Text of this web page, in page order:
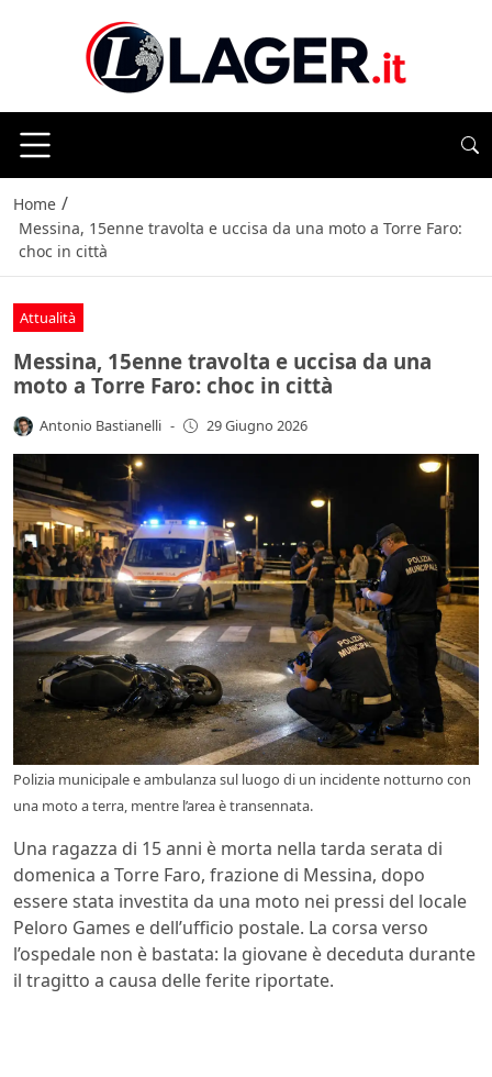
Home /
Messina, 15enne travolta e uccisa da una moto a Torre Faro:
choc in città
Attualità
Messina, 15enne travolta e uccisa da una
moto a Torre Faro: choc in città
Antonio Bastianelli - 29 Giugno 2026
Polizia municipale e ambulanza sul luogo di un incidente notturno con
una moto a terra, mentre l’area è transennata.
Una ragazza di 15 anni è morta nella tarda serata di
domenica a Torre Faro, frazione di Messina, dopo
essere stata investita da una moto nei pressi del locale
Peloro Games e dell’ufficio postale. La corsa verso
l’ospedale non è bastata: la giovane è deceduta durante
il tragitto a causa delle ferite riportate.